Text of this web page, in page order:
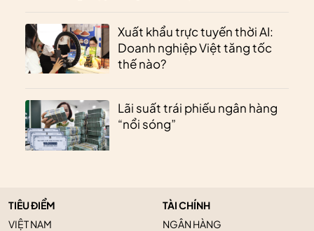
Xuất khẩu trực tuyến thời AI:
Doanh nghiệp Việt tăng tốc
thế nào?
Lãi suất trái phiếu ngân hàng
“nổi sóng”
TIÊU ĐIỂM
VIỆT NAM
TÀI CHÍNH
NGÂN HÀNG